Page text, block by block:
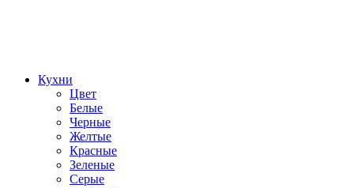
Кухни
Цвет
Белые
Черные
Желтые
Красные
Зеленые
Серые